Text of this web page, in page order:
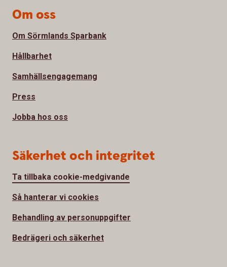
Om oss
Om Sörmlands Sparbank
Hållbarhet
Samhällsengagemang
Press
Jobba hos oss
Säkerhet och integritet
Ta tillbaka cookie-medgivande
Så hanterar vi cookies
Behandling av personuppgifter
Bedrägeri och säkerhet